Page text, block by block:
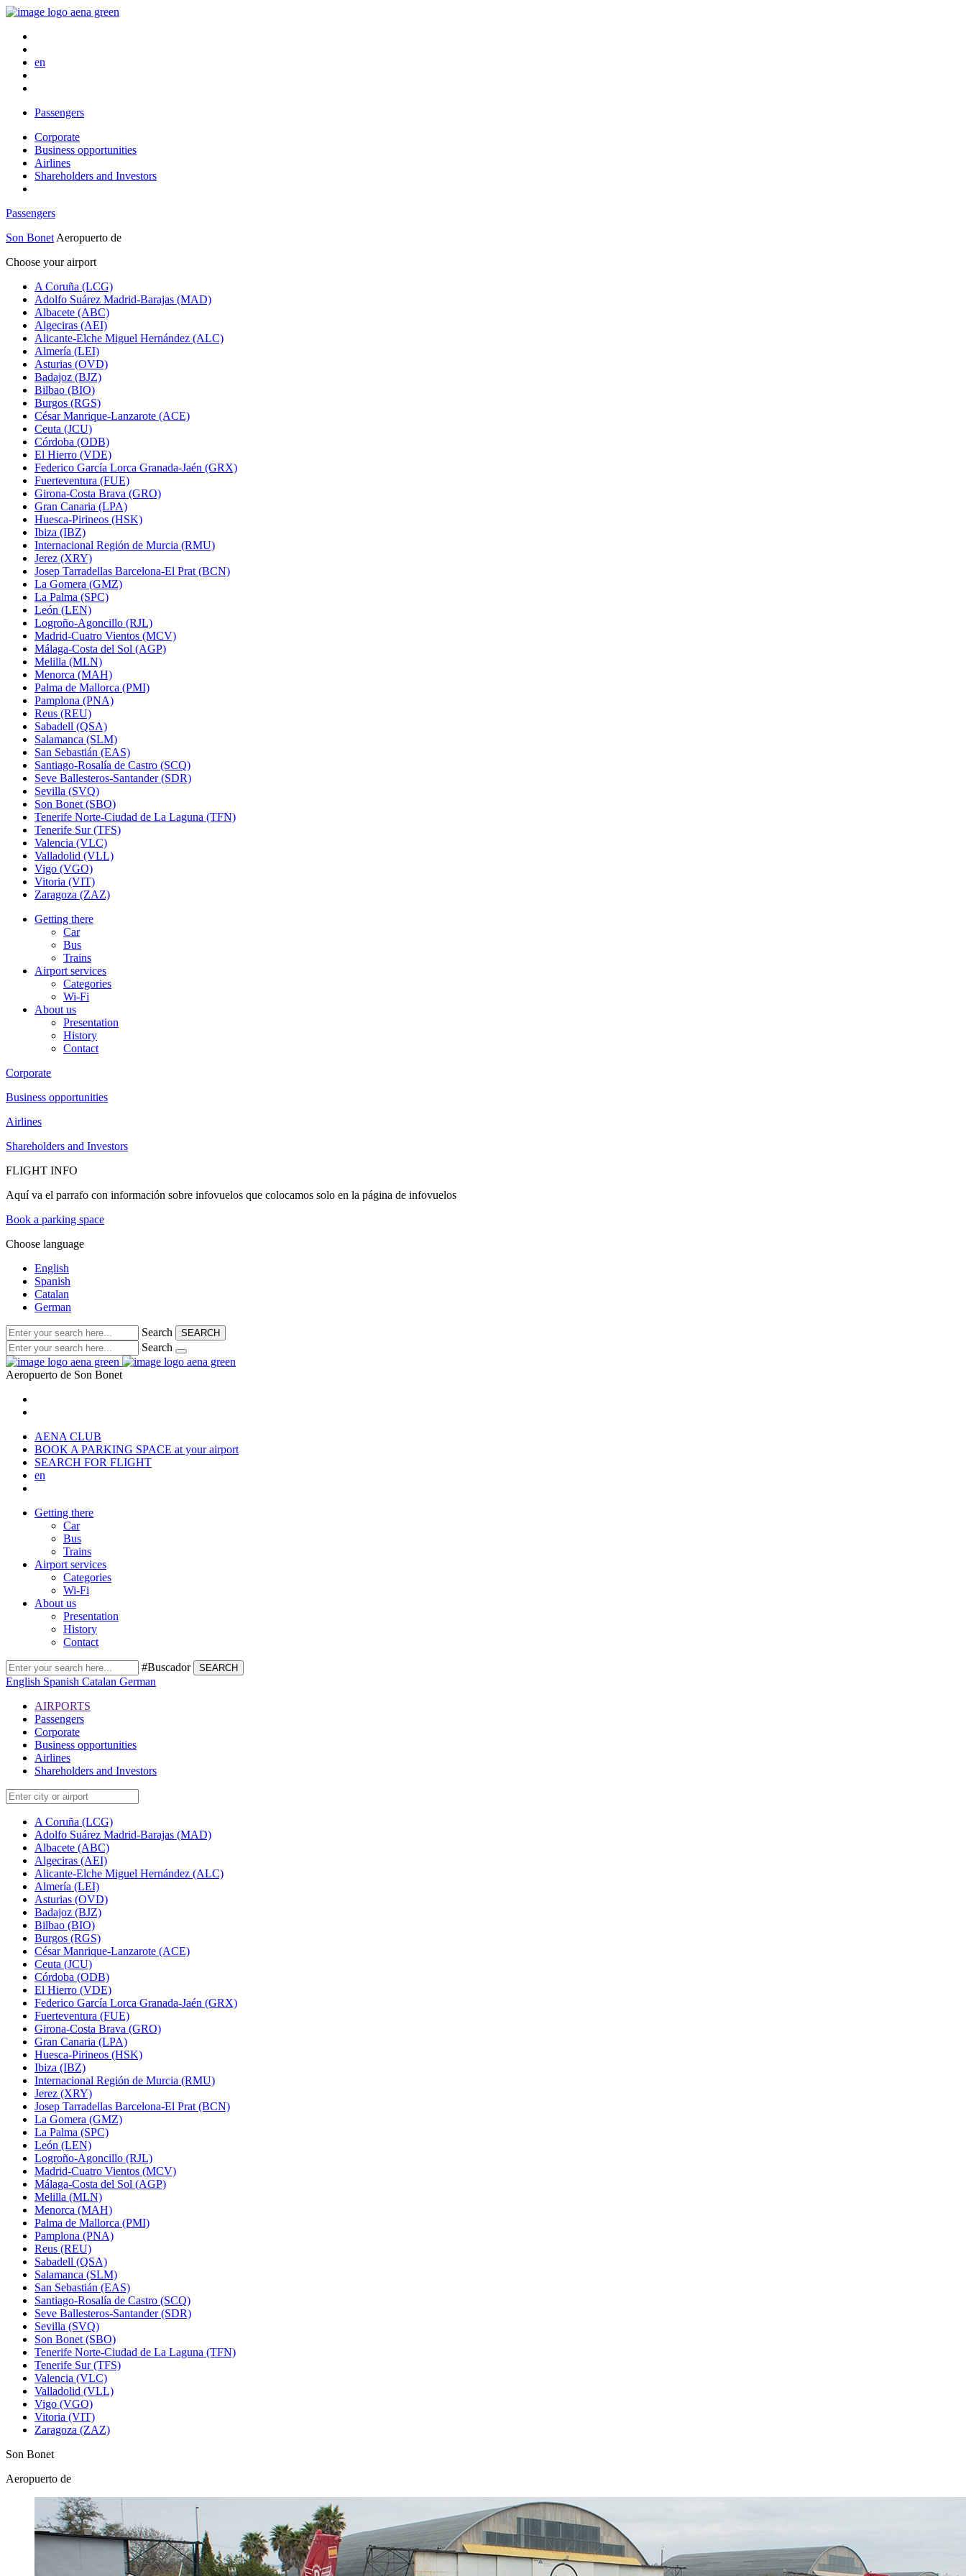
en
Passengers
Corporate
Business opportunities
Airlines
Shareholders and Investors
Passengers
Son Bonet Aeropuerto de
Choose your airport
A Coruña (LCG)
Adolfo Suárez Madrid-Barajas (MAD)
Albacete (ABC)
Algeciras (AEI)
Alicante-Elche Miguel Hernández (ALC)
Almería (LEI)
Asturias (OVD)
Badajoz (BJZ)
Bilbao (BIO)
Burgos (RGS)
César Manrique-Lanzarote (ACE)
Ceuta (JCU)
Córdoba (ODB)
El Hierro (VDE)
Federico García Lorca Granada-Jaén (GRX)
Fuerteventura (FUE)
Girona-Costa Brava (GRO)
Gran Canaria (LPA)
Huesca-Pirineos (HSK)
Ibiza (IBZ)
Internacional Región de Murcia (RMU)
Jerez (XRY)
Josep Tarradellas Barcelona-El Prat (BCN)
La Gomera (GMZ)
La Palma (SPC)
León (LEN)
Logroño-Agoncillo (RJL)
Madrid-Cuatro Vientos (MCV)
Málaga-Costa del Sol (AGP)
Melilla (MLN)
Menorca (MAH)
Palma de Mallorca (PMI)
Pamplona (PNA)
Reus (REU)
Sabadell (QSA)
Salamanca (SLM)
San Sebastián (EAS)
Santiago-Rosalía de Castro (SCQ)
Seve Ballesteros-Santander (SDR)
Sevilla (SVQ)
Son Bonet (SBO)
Tenerife Norte-Ciudad de La Laguna (TFN)
Tenerife Sur (TFS)
Valencia (VLC)
Valladolid (VLL)
Vigo (VGO)
Vitoria (VIT)
Zaragoza (ZAZ)
Getting there
Car
Bus
Trains
Airport services
Categories
Wi-Fi
About us
Presentation
History
Contact
Corporate
Business opportunities
Airlines
Shareholders and Investors
FLIGHT INFO
Aquí va el parrafo con información sobre infovuelos que colocamos solo en la página de infovuelos
Book a parking space
Choose language
English
Spanish
Catalan
German
Search SEARCH
Search
Aeropuerto de Son Bonet
AENA CLUB
BOOK A PARKING SPACE at your airport
SEARCH FOR FLIGHT
en
Getting there
Car
Bus
Trains
Airport services
Categories
Wi-Fi
About us
Presentation
History
Contact
#Buscador SEARCH
English Spanish Catalan German
AIRPORTS
Passengers
Corporate
Business opportunities
Airlines
Shareholders and Investors
A Coruña (LCG)
Adolfo Suárez Madrid-Barajas (MAD)
Albacete (ABC)
Algeciras (AEI)
Alicante-Elche Miguel Hernández (ALC)
Almería (LEI)
Asturias (OVD)
Badajoz (BJZ)
Bilbao (BIO)
Burgos (RGS)
César Manrique-Lanzarote (ACE)
Ceuta (JCU)
Córdoba (ODB)
El Hierro (VDE)
Federico García Lorca Granada-Jaén (GRX)
Fuerteventura (FUE)
Girona-Costa Brava (GRO)
Gran Canaria (LPA)
Huesca-Pirineos (HSK)
Ibiza (IBZ)
Internacional Región de Murcia (RMU)
Jerez (XRY)
Josep Tarradellas Barcelona-El Prat (BCN)
La Gomera (GMZ)
La Palma (SPC)
León (LEN)
Logroño-Agoncillo (RJL)
Madrid-Cuatro Vientos (MCV)
Málaga-Costa del Sol (AGP)
Melilla (MLN)
Menorca (MAH)
Palma de Mallorca (PMI)
Pamplona (PNA)
Reus (REU)
Sabadell (QSA)
Salamanca (SLM)
San Sebastián (EAS)
Santiago-Rosalía de Castro (SCQ)
Seve Ballesteros-Santander (SDR)
Sevilla (SVQ)
Son Bonet (SBO)
Tenerife Norte-Ciudad de La Laguna (TFN)
Tenerife Sur (TFS)
Valencia (VLC)
Valladolid (VLL)
Vigo (VGO)
Vitoria (VIT)
Zaragoza (ZAZ)
Son Bonet
Aeropuerto de